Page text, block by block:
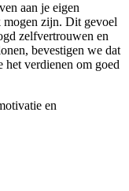
aan je eigen
mogen zijn. Dit gevoel
zelfvertrouwen en
bevestigen we dat
het verdienen om goed
en